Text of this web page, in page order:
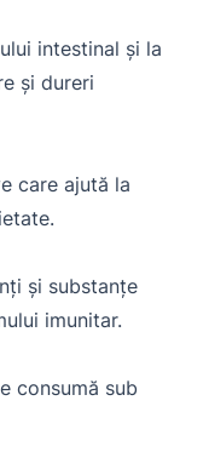
intestinal și la
și dureri
care ajută la
și substanțe
imunitar.
consumă sub